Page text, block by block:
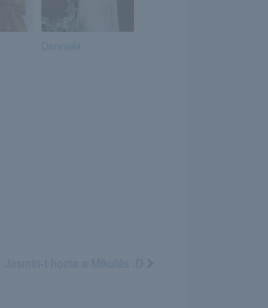
Danniela
Jasmin-t hozta a Mikulás :D